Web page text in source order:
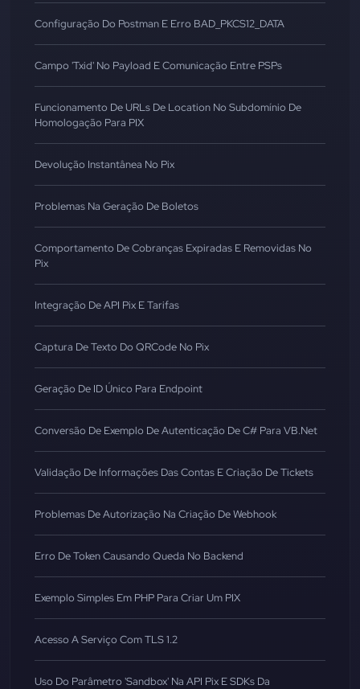
Configuração Do Postman E Erro BAD_PKCS12_DATA
Campo 'txid' No Payload E Comunicação Entre PSPs
Funcionamento De URLs De Location No Subdomínio De
Homologação Para PIX
Devolução Instantânea No Pix
Problemas Na Geração De Boletos
Comportamento De Cobranças Expiradas E Removidas No
Pix
Integração De API Pix E Tarifas
Captura De Texto Do QRCode No Pix
Geração De ID Único Para Endpoint
Conversão De Exemplo De Autenticação De C# Para VB.Net
Validação De Informações Das Contas E Criação De Tickets
Problemas De Autorização Na Criação De Webhook
Erro De Token Causando Queda No Backend
Exemplo Simples Em PHP Para Criar Um PIX
Acesso A Serviço Com TLS 1.2
Uso Do Parâmetro 'sandbox' Na API Pix E SDKs Da